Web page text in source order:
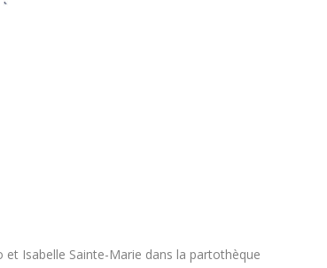
et Isabelle Sainte-Marie dans la partothèque